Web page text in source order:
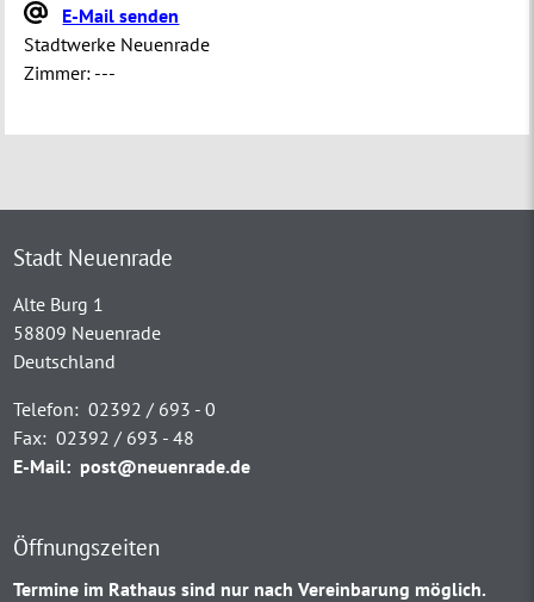
E-Mail senden
Stadtwerke Neuenrade
Zimmer: ---
Stadt Neuenrade
Alte Burg 1
58809 Neuenrade
Deutschland
Telefon: 02392 / 693 - 0
Fax: 02392 / 693 - 48
E-Mail: post@neuenrade.de
Öffnungszeiten
Termine im Rathaus sind nur nach Vereinbarung möglich.